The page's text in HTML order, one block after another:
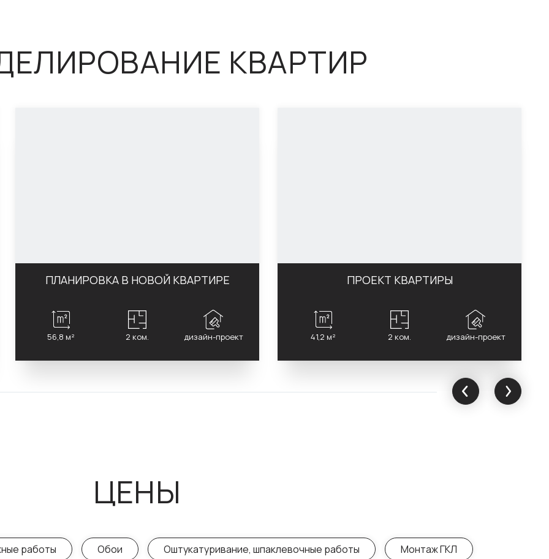
КВАРТИР
ПЛАНИРОВКА В НОВОЙ КВАРТИРЕ
56,8 м² 2 ком. дизайн-проект
ПРОЕКТ КВАРТИРЫ
41,2 м² 2 ком. дизайн-проект
ЦЕНЫ
работы Обои Оштукатуривание, шпаклевочные работы Монтаж ГКЛ